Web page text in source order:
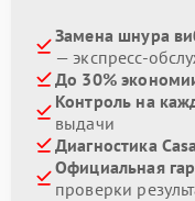
Замена шнура
— экспресс-
До 30%
Контроль на
выдачи
Диагностика
Официальная
проверки